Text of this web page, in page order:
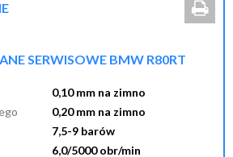

SERWISOWE BMW R80RT
0,10 mm na zimno
0,20 mm na zimno
7,5-9 barów
6,0/5000 obr/min